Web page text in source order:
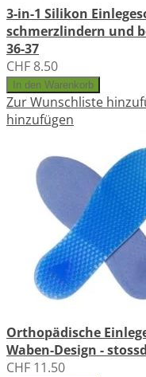
3-in-1 Silikon
schmerzlindern und
36-37
CHF 8.50
In den Warenkorb
Zur Wunschliste
hinzufügen
Orthopädische
Waben-Design -
CHF 11.50